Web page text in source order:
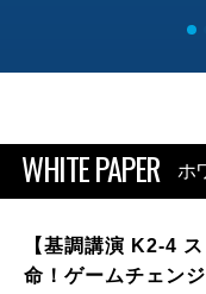
WHITE PAPER ホ
【基調講演 K2-4
命！ゲームチェン